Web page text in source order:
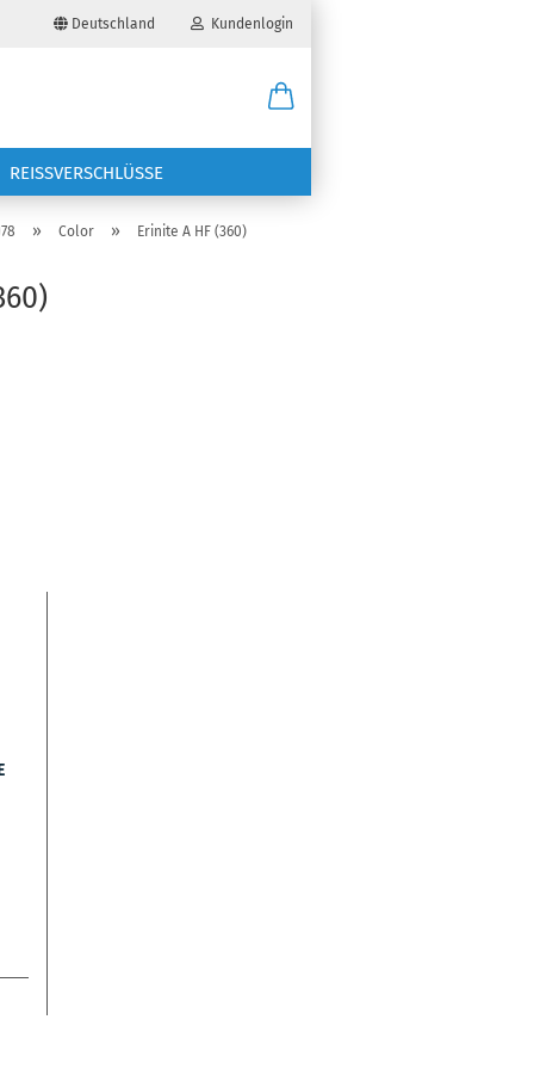
Deutschland Kundenlogin
REISSVERSCHLÜSSE
» Color » Erinite A HF (360)